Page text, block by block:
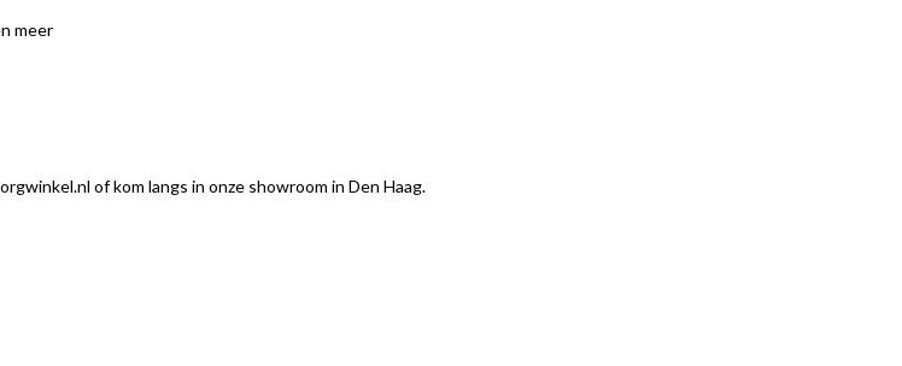
meer
of kom langs in onze showroom in Den Haag.